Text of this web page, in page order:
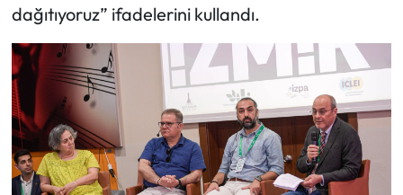
dağıtıyoruz” ifadelerini kullandı.